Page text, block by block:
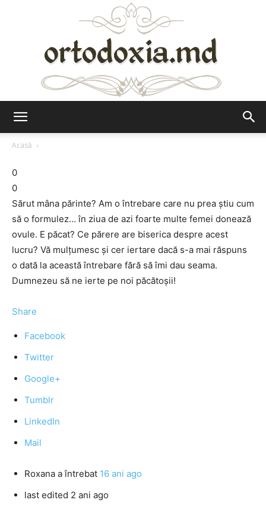
Acasă
0
0
Sărut mâna părinte? Am o întrebare care nu prea ştiu cum
să o formulez… în ziua de azi foarte multe femei donează
ovule. E păcat? Ce părere are biserica despre acest
lucru? Vă mulţumesc şi cer iertare dacă s-a mai răspuns
o dată la această întrebare fără să îmi dau seama.
Dumnezeu să ne ierte pe noi păcătoşii!
Share
Facebook
Twitter
Google+
Tumblr
LinkedIn
Mail
Roxana a întrebat 16 ani ago
last edited 2 ani ago